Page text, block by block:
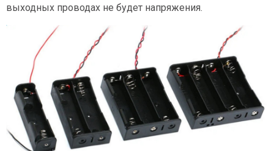
выходных проводах не будет напряжения.